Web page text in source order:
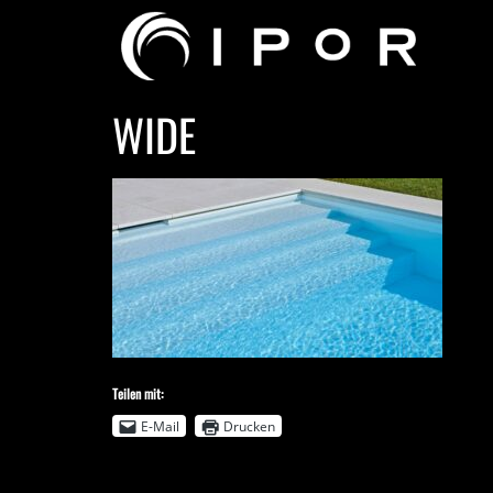
WIDE
Teilen mit:
E-Mail
Drucken